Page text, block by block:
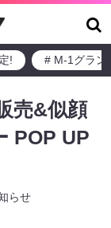
! # M-1グラン
売&似顔
POP UP
らせ